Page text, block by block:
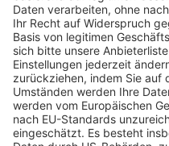
Prognose: Stadt
Haushaltsjahr 2026